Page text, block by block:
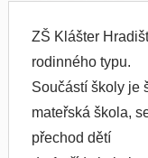
ZŠ Klášter
rodinného typu.
Součástí školy je
mateřská škola,
přechod dětí